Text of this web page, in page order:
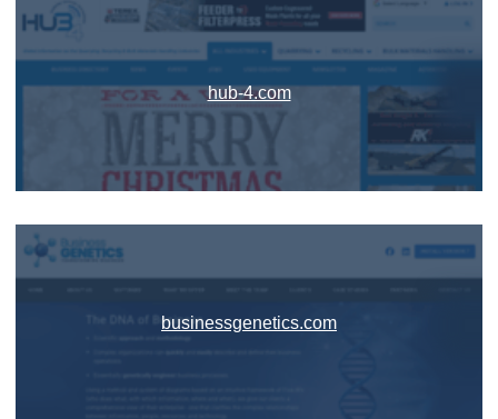
hub-4.com
businessgenetics.com